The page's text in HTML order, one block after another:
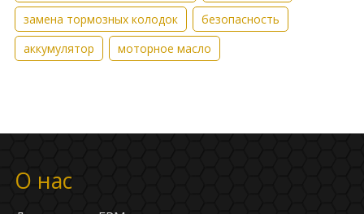
замена тормозных колодок
безопасность
аккумулятор
моторное масло
О нас